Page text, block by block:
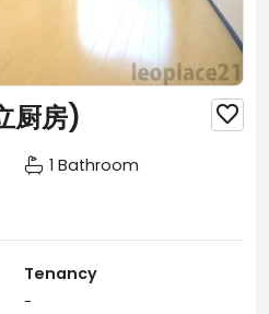
厨房) 
1 Bathroom
Tenancy
-